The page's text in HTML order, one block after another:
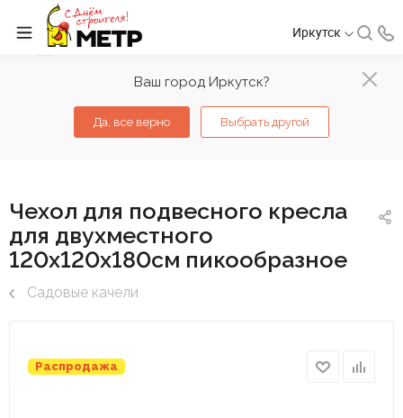
Ваш город Иркутск?
Да, все верно Выбрать другой
Иркутск
Чехол для подвесного кресла
для двухместного
120х120х180см пикообразное
Садовые качели
Распродажа